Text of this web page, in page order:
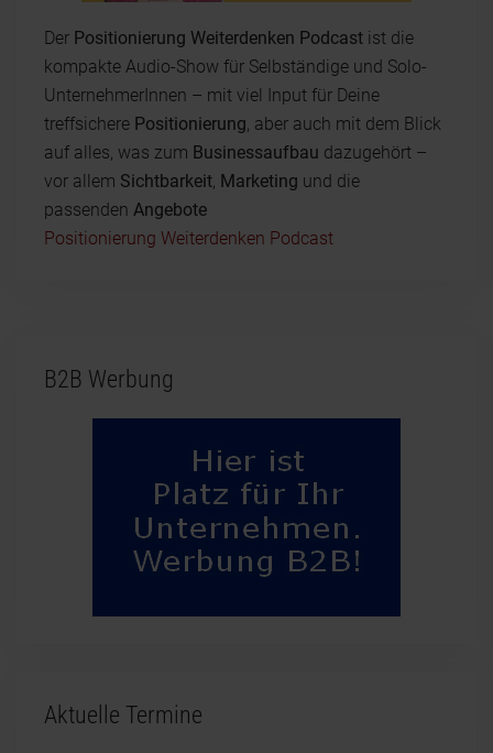
Der Positionierung Weiterdenken Podcast ist die
kompakte Audio-Show für Selbständige und Solo-
UnternehmerInnen – mit viel Input für Deine
treffsichere Positionierung, aber auch mit dem Blick
auf alles, was zum Businessaufbau dazugehört –
vor allem Sichtbarkeit, Marketing und die
passenden Angebote
Positionierung Weiterdenken Podcast
B2B Werbung
Aktuelle Termine